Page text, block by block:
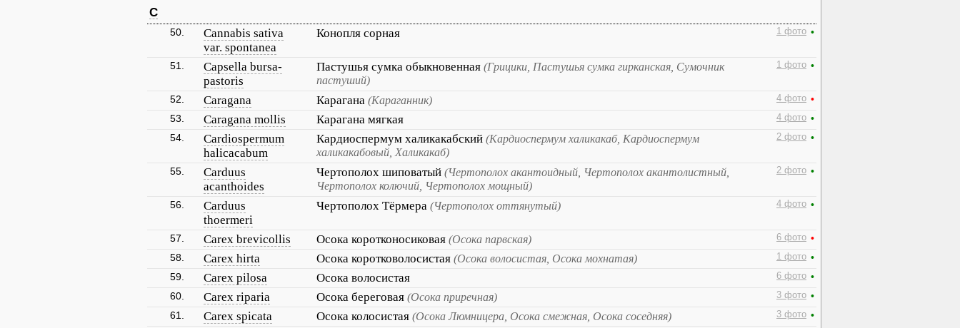
C
50.
Cannabis sativa
var. spontanea
Конопля сорная 1 фото •
51.
Capsella bursa-
pastoris
Пастушья сумка обыкновенная (Грицики, Пастушья сумка гирканская, Сумочник
пастуший)
1 фото •
52. Caragana Карагана (Караганник) 4 фото •
53.
Caragana mollis Карагана мягкая 4 фото •
54.
Cardiospermum
halicacabum
Кардиоспермум халикакабский (Кардиоспермум халикакаб, Кардиоспермум
халикакабовый, Халикакаб)
2 фото •
55.
Carduus
acanthoides
Чертополох шиповатый (Чертополох акантоидный, Чертополох акантолистный,
Чертополох колючий, Чертополох мощный)
2 фото •
56.
Carduus
thoermeri
Чертополох Тёрмера (Чертополох оттянутый) 4 фото •
57. Carex brevicollis Осока коротконосиковая (Осока парвская) 6 фото •
58.
Carex hirta Осока коротковолосистая (Осока волосистая, Осока мохнатая) 1 фото •
59.
Carex pilosa Осока волосистая 6 фото •
60.
Carex riparia Осока береговая (Осока приречная) 3 фото •
61.
Carex spicata Осока колосистая (Осока Люмницера, Осока смежная, Осока соседняя) 3 фото •